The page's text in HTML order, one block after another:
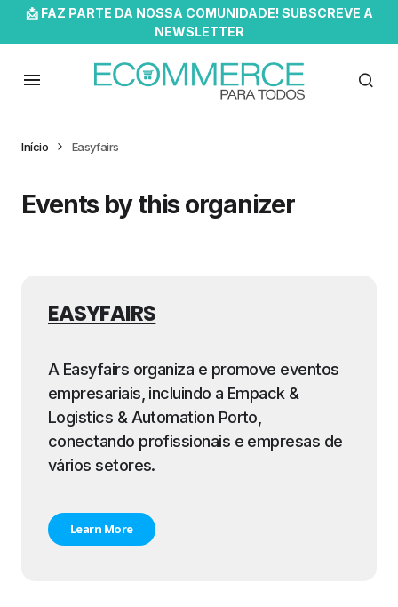
📩 FAZ PARTE DA NOSSA COMUNIDADE! SUBSCREVE A
NEWSLETTER
Início Easyfairs
Events by this organizer
EASYFAIRS
A Easyfairs organiza e promove eventos
empresariais, incluindo a Empack &
Logistics & Automation Porto,
conectando profissionais e empresas de
vários setores.
Learn More